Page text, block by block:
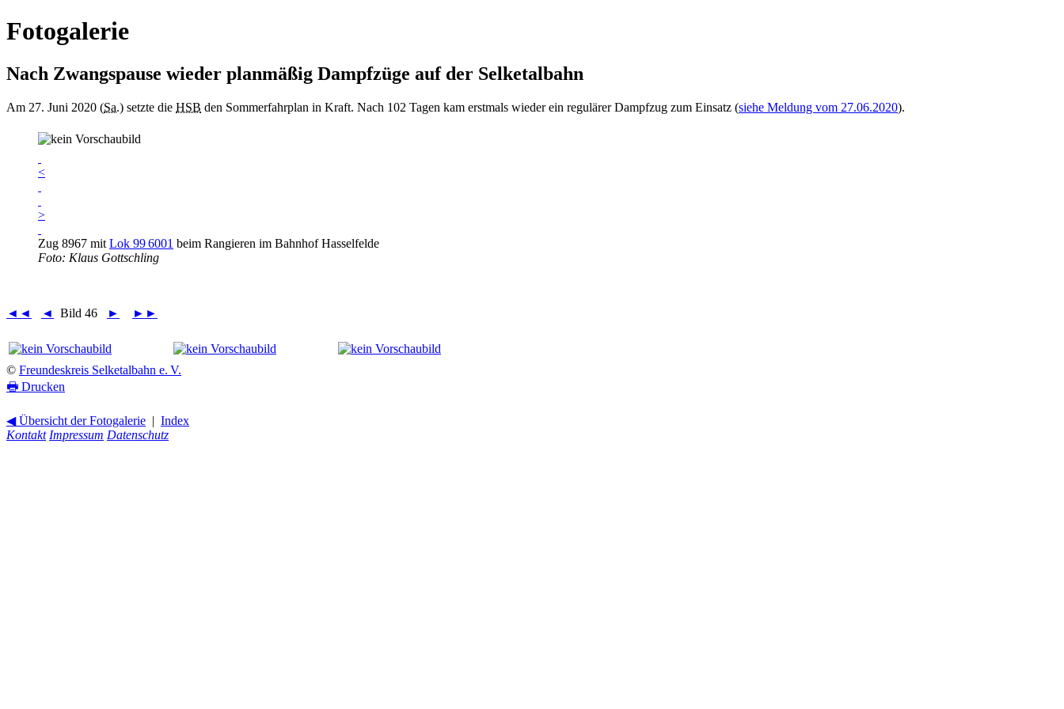
Fotogalerie
Nach Zwangspause wieder planmäßig Dampfzüge auf der Selketalbahn
Am 27. Juni 2020 (Sa.) setzte die HSB den Sommerfahrplan in Kraft. Nach 102 Tagen kam erstmals wieder ein regulärer Dampfzug zum Einsatz (siehe Meldung vom 27.06.2020).
<
>
Zug 8967 mit Lok 99 6001 beim Rangieren im Bahnhof Hasselfelde
Foto: Klaus Gottschling
◄◄ ◄ Bild 46 ► ►►
© Freundeskreis Selketalbahn e. V.
🖶 Drucken
◀ Übersicht der Fotogalerie | Index
Kontakt Impressum Datenschutz